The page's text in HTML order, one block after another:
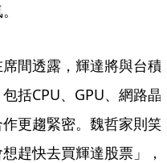
間透露，輝達將與台積
括CPU、GPU、網路晶
更趨緊密。魏哲家則笑
趕快去買輝達股票」，